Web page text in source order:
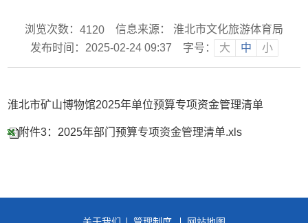
浏览次数： 4120
信息来源： 淮北市文化旅游体育局
发布时间：2025-02-24 09:37
字号： 大 中 小
淮北市矿山博物馆2025年单位预算专项资金管理清单
附件3：2025年部门预算专项资金管理清单.xls